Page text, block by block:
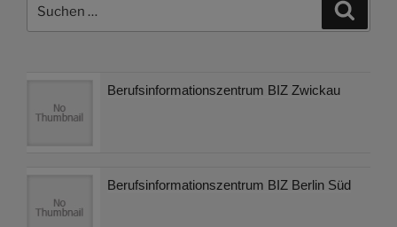
nach:
Berufsinformationszentrum BIZ Zwickau
Berufsinformationszentrum BIZ Berlin Süd